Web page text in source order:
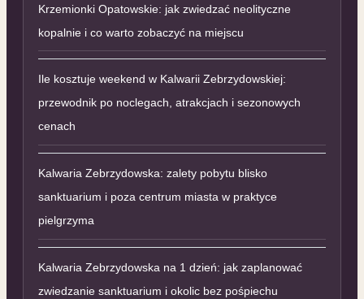
Krzemionki Opatowskie: jak zwiedzać neolityczne
kopalnie i co warto zobaczyć na miejscu
Ile kosztuje weekend w Kalwarii Zebrzydowskiej:
przewodnik po noclegach, atrakcjach i sezonowych
cenach
Kalwaria Zebrzydowska: zalety pobytu blisko
sanktuarium i poza centrum miasta w praktyce
pielgrzyma
Kalwaria Zebrzydowska na 1 dzień: jak zaplanować
zwiedzanie sanktuarium i okolic bez pośpiechu